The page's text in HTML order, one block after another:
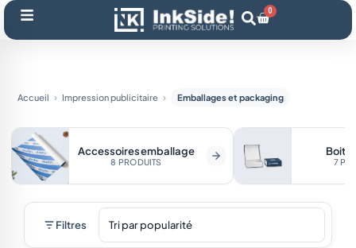
Aller
au
contenu
0
Panier
Accueil Impression publicitaire Emballages et packaging
Accessoires emballage
8 PRODUITS
Boite
7
Filtres